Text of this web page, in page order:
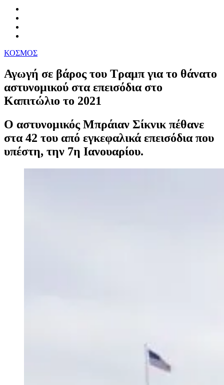
ΚΟΣΜΟΣ
Αγωγή σε βάρος του Τραμπ για το θάνατο
αστυνομικού στα επεισόδια στο
Καπιτώλιο το 2021
Ο αστυνομικός Μπράιαν Σίκνικ πέθανε
στα 42 του από εγκεφαλικά επεισόδια που
υπέστη, την 7η Ιανουαρίου.